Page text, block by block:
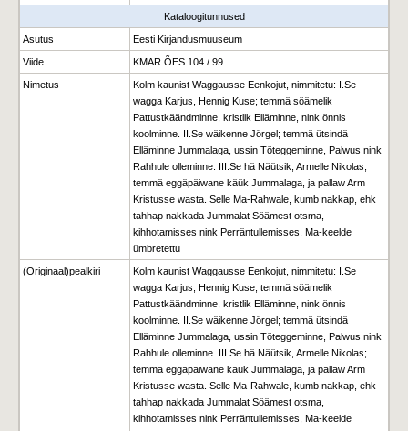
Kataloogitunnused
Asutus Eesti Kirjandusmuuseum
Viide KMAR ÕES 104 / 99
Nimetus
Kolm kaunist Waggausse Eenkojut, nimmitetu: I.Se
wagga Karjus, Hennig Kuse; temmä söämelik
Pattustkäändminne, kristlik Elläminne, nink önnis
koolminne. II.Se wäikenne Jörgel; temmä ütsindä
Elläminne Jummalaga, ussin Töteggeminne, Palwus nink
Rahhule olleminne. III.Se hä Näütsik, Armelle Nikolas;
temmä eggäpäiwane käük Jummalaga, ja pallaw Arm
Kristusse wasta. Selle Ma-Rahwale, kumb nakkap, ehk
tahhap nakkada Jummalat Söämest otsma,
kihhotamisses nink Perräntullemisses, Ma-keelde
ümbretettu
(Originaal)pealkiri
Kolm kaunist Waggausse Eenkojut, nimmitetu: I.Se
wagga Karjus, Hennig Kuse; temmä söämelik
Pattustkäändminne, kristlik Elläminne, nink önnis
koolminne. II.Se wäikenne Jörgel; temmä ütsindä
Elläminne Jummalaga, ussin Töteggeminne, Palwus nink
Rahhule olleminne. III.Se hä Näütsik, Armelle Nikolas;
temmä eggäpäiwane käük Jummalaga, ja pallaw Arm
Kristusse wasta. Selle Ma-Rahwale, kumb nakkap, ehk
tahhap nakkada Jummalat Söämest otsma,
kihhotamisses nink Perräntullemisses, Ma-keelde